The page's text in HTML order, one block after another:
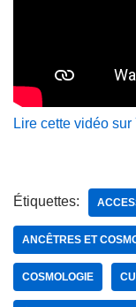
Lire cette vidéo sur
Étiquettes:
ANCÊTRES ET
COSMOLOGIE